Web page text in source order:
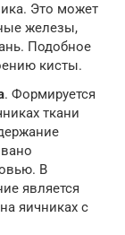
Это может
железы,
Подобное
кисты.
. Формируется
ткани
В
является
яичниках с